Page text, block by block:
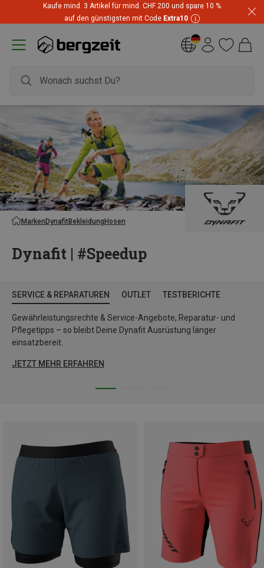
Kaufe mind. 3 Artikel für mind. CHF 200 und spare 10 %
auf den günstigsten mit Code Extra10
MarkenDynafitBekleidungHosen
Dynafit | #Speedup
SERVICE & REPARATUREN OUTLET TESTBERICHTE
Gewährleistungsrechte & Service-Angebote, Reparatur- und
Pflegetipps – so bleibt Deine Dynafit Ausrüstung länger
einsatzbereit.
JETZT MEHR ERFAHREN